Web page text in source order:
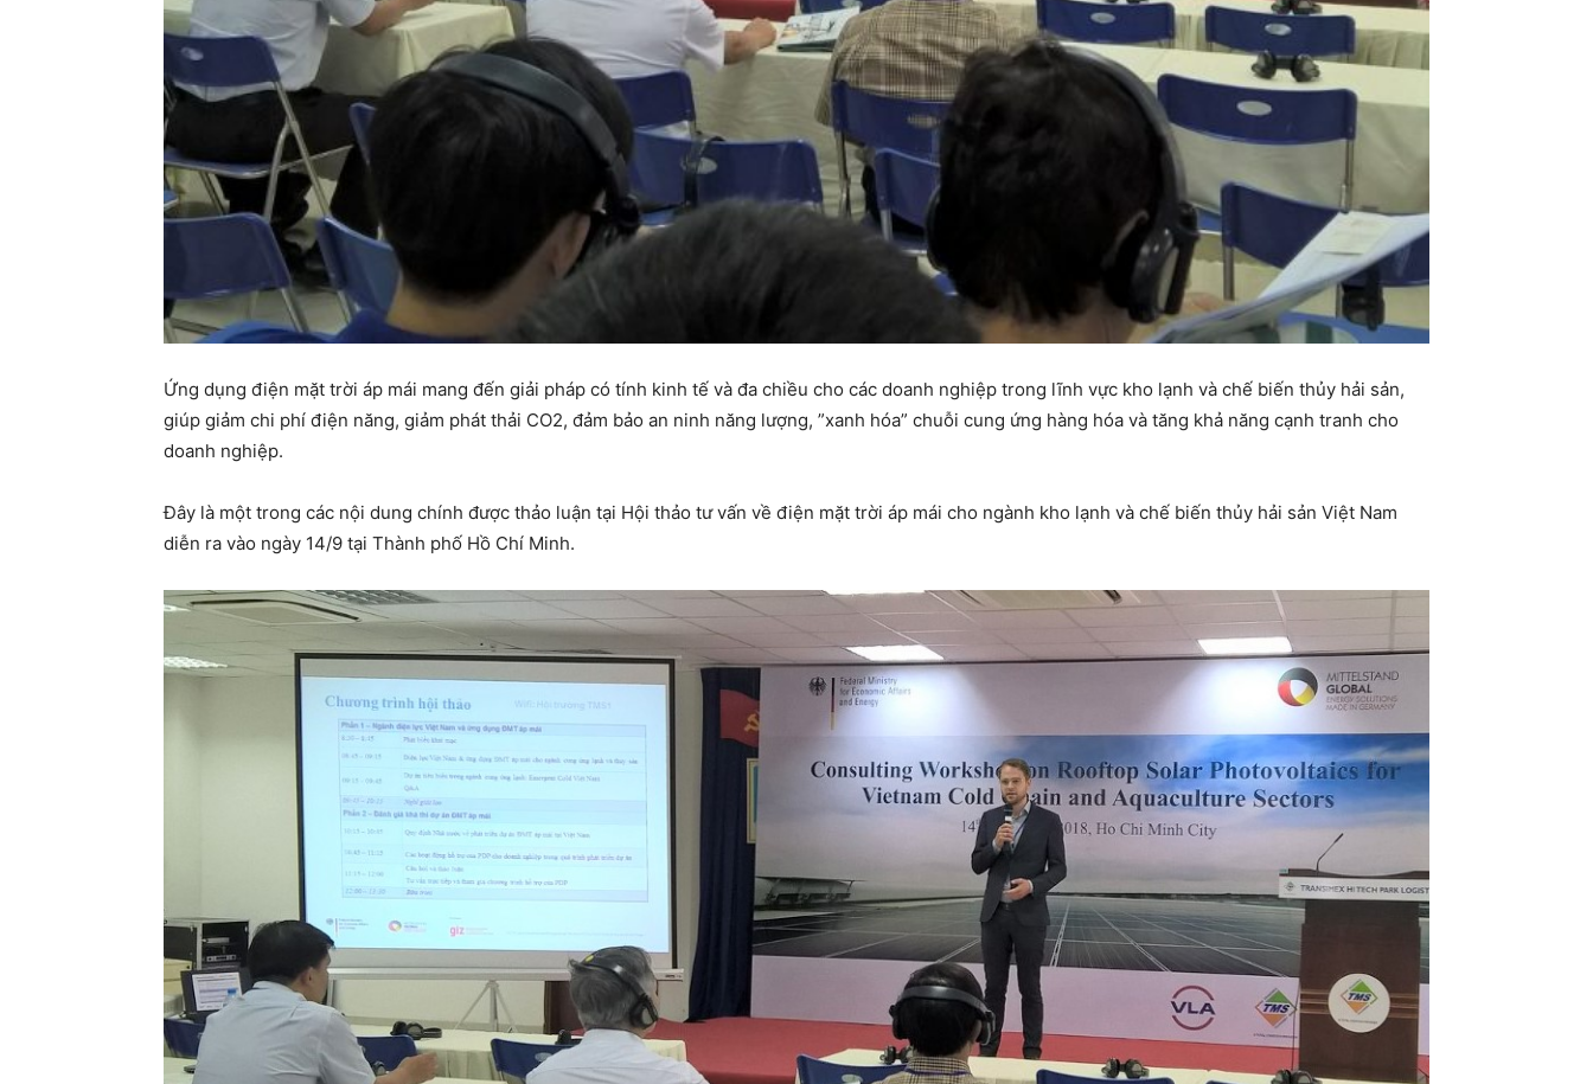
Ứng dụng điện mặt trời áp mái mang đến giải pháp có tính kinh tế và đa chiều cho các doanh nghiệp trong lĩnh vực kho lạnh và chế biến thủy hải sản,
giúp giảm chi phí điện năng, giảm phát thải CO2, đảm bảo an ninh năng lượng, ”xanh hóa” chuỗi cung ứng hàng hóa và tăng khả năng cạnh tranh cho
doanh nghiệp.
Đây là một trong các nội dung chính được thảo luận tại Hội thảo tư vấn về điện mặt trời áp mái cho ngành kho lạnh và chế biến thủy hải sản Việt Nam
diễn ra vào ngày 14/9 tại Thành phố Hồ Chí Minh.